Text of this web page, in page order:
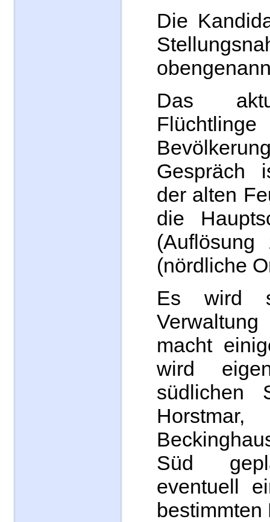
Die
Das
Gespräch
der alten
die
(Auflösung
(nördliche
Es wird
macht
wird
südlichen
Süd
eventuell
bestimmten